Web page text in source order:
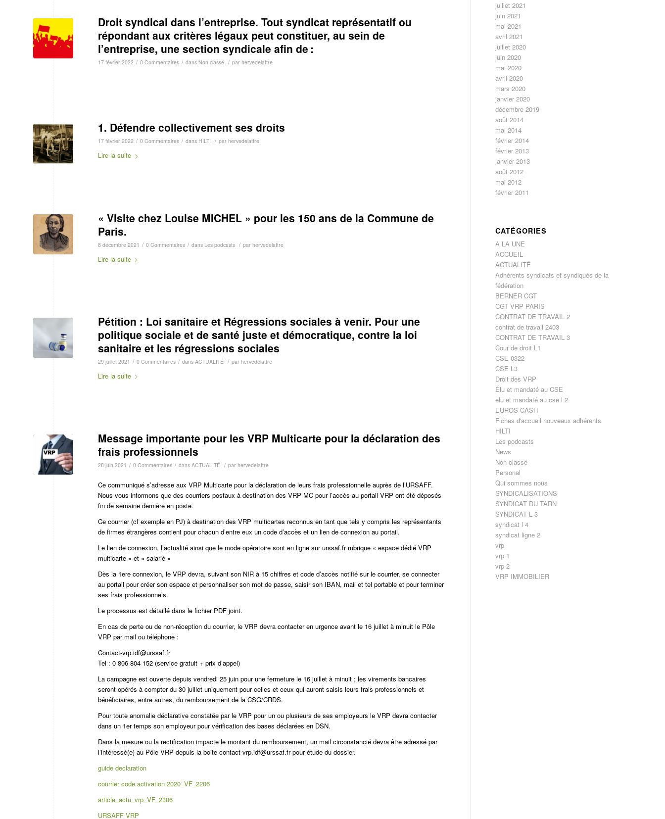
Droit syndical dans l’entreprise. Tout syndicat représentatif ou
répondant aux critères légaux peut constituer, au sein de
l’entreprise, une section syndicale afin de :
17 février 2022 / 0 Commentaires / dans Non classé / par hervedelattre
1. Défendre collectivement ses droits
17 février 2022 / 0 Commentaires / dans HILTI / par hervedelattre
Lire la suite
« Visite chez Louise MICHEL » pour les 150 ans de la Commune de
Paris.
8 décembre 2021 / 0 Commentaires / dans Les podcasts / par hervedelattre
Lire la suite
Pétition : Loi sanitaire et Régressions sociales à venir. Pour une
politique sociale et de santé juste et démocratique, contre la loi
sanitaire et les régressions sociales
29 juillet 2021 / 0 Commentaires / dans ACTUALITÉ / par hervedelattre
Lire la suite
Message importante pour les VRP Multicarte pour la déclaration des
frais professionnels
28 juin 2021 / 0 Commentaires / dans ACTUALITÉ / par hervedelattre
Ce communiqué s’adresse aux VRP Multicarte pour la déclaration de leurs frais professionnelle auprès de l’URSAFF.
Nous vous informons que des courriers postaux à destination des VRP MC pour l’accès au portail VRP ont été déposés
fin de semaine dernière en poste.
Ce courrier (cf exemple en PJ) à destination des VRP multicartes reconnus en tant que tels y compris les représentants
de firmes étrangères contient pour chacun d’entre eux un code d’accès et un lien de connexion au portail.
Le lien de connexion, l’actualité ainsi que le mode opératoire sont en ligne sur urssaf.fr rubrique « espace dédié VRP
multicarte » et « salarié »
Dès la 1ere connexion, le VRP devra, suivant son NIR à 15 chiffres et code d’accès notifié sur le courrier, se connecter
au portail pour créer son espace et personnaliser son mot de passe, saisir son IBAN, mail et tel portable et pour terminer
ses frais professionnels.
Le processus est détaillé dans le fichier PDF joint.
En cas de perte ou de non-réception du courrier, le VRP devra contacter en urgence avant le 16 juillet à minuit le Pôle
VRP par mail ou téléphone :
Contact-vrp.idf@urssaf.fr
Tel : 0 806 804 152 (service gratuit + prix d’appel)
La campagne est ouverte depuis vendredi 25 juin pour une fermeture le 16 juillet à minuit ; les virements bancaires
seront opérés à compter du 30 juillet uniquement pour celles et ceux qui auront saisis leurs frais professionnels et
bénéficiaires, entre autres, du remboursement de la CSG/CRDS.
Pour toute anomalie déclarative constatée par le VRP pour un ou plusieurs de ses employeurs le VRP devra contacter
dans un 1er temps son employeur pour vérification des bases déclarées en DSN.
Dans la mesure ou la rectification impacte le montant du remboursement, un mail circonstancié devra être adressé par
l’intéressé(e) au Pôle VRP depuis la boite contact-vrp.idf@urssaf.fr pour étude du dossier.
guide declaration
courrier code activation 2020_VF_2206
article_actu_vrp_VF_2306
URSAFF VRP
juillet 2021
juin 2021
mai 2021
avril 2021
juillet 2020
juin 2020
mai 2020
avril 2020
mars 2020
janvier 2020
décembre 2019
août 2014
mai 2014
février 2014
février 2013
janvier 2013
août 2012
mai 2012
février 2011
CATÉGORIES
A LA UNE
ACCUEIL
ACTUALITÉ
Adhérents syndicats et syndiqués de la
fédération
BERNER CGT
CGT VRP PARIS
CONTRAT DE TRAVAIL 2
contrat de travail 2403
CONTRAT DE TRAVAIL 3
Cour de droit L1
CSE 0322
CSE L3
Droit des VRP
Élu et mandaté au CSE
elu et mandaté au cse l 2
EUROS CASH
Fiches d'accueil nouveaux adhérents
HILTI
Les podcasts
News
Non classé
Personal
Qui sommes nous
SYNDICALISATIONS
SYNDICAT DU TARN
SYNDICAT L 3
syndicat l 4
syndicat ligne 2
vrp
vrp 1
vrp 2
VRP IMMOBILIER